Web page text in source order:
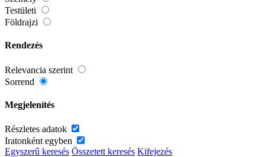
Testületi
Földrajzi
Rendezés
Relevancia szerint
Sorrend
Megjelenítés
Részletes adatok
Iratonként egyben
Egyszerű keresés Összetett keresés Kifejezés